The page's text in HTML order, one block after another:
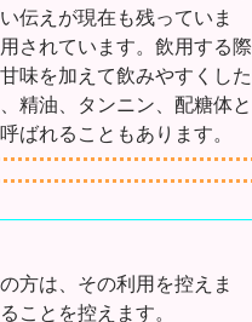
伝えが現在も残っていま
されています。飲用する際
味を加えて飲みやすくした
精油、タンニン、配糖体と
ばれることもあります。
方は、その利用を控えま
ことを控えます。